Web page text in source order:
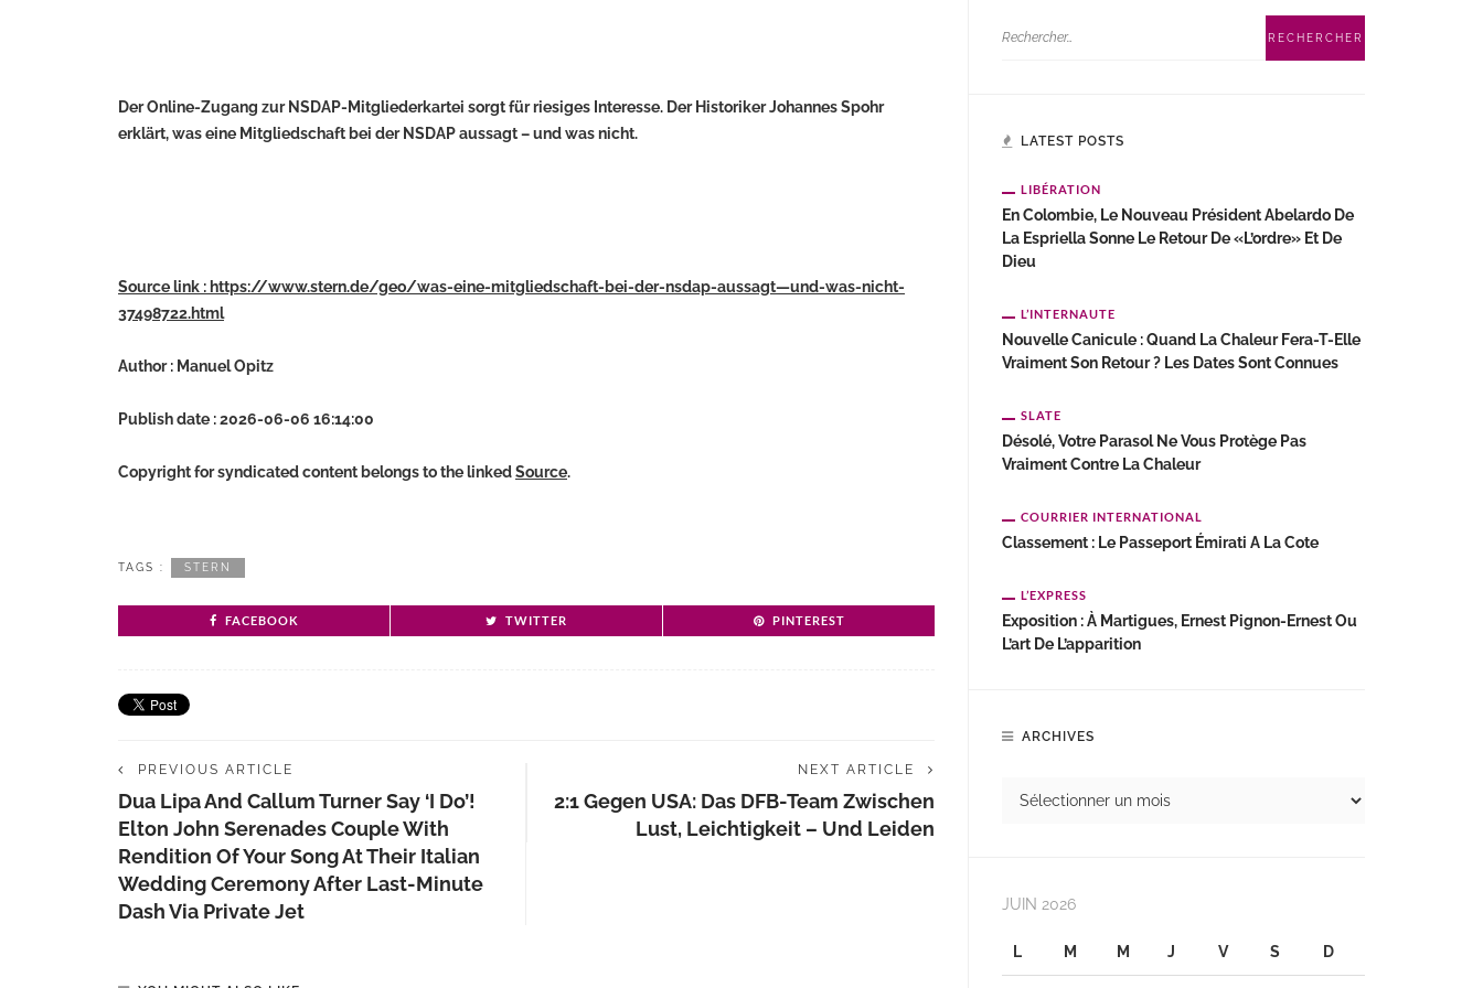
Der Online-Zugang zur NSDAP-Mitgliederkartei sorgt für riesiges Interesse. Der Historiker Johannes Spohr
erklärt, was eine Mitgliedschaft bei der NSDAP aussagt – und was nicht.
Source link : https://www.stern.de/geo/was-eine-mitgliedschaft-bei-der-nsdap-aussagt—und-was-nicht-
37498722.html
Author : Manuel Opitz
Publish date : 2026-06-06 16:14:00
Copyright for syndicated content belongs to the linkedSource.
TAGS : STERN
FACEBOOK TWITTER PINTEREST
PREVIOUS ARTICLE
Dua Lipa And Callum Turner Say ‘I Do’!
Elton John Serenades Couple With
Rendition Of Your Song At Their Italian
Wedding Ceremony After Last-Minute
Dash Via Private Jet
NEXT ARTICLE
2:1 Gegen USA: Das DFB-Team Zwischen
Lust, Leichtigkeit – Und Leiden
LATEST POSTS
LIBÉRATION
En Colombie, Le Nouveau Président Abelardo De
La Espriella Sonne Le Retour De «l’ordre» Et De
Dieu
L’INTERNAUTE
Nouvelle Canicule : Quand La Chaleur Fera-T-Elle
Vraiment Son Retour ? Les Dates Sont Connues
SLATE
Désolé, Votre Parasol Ne Vous Protège Pas
Vraiment Contre La Chaleur
COURRIER INTERNATIONAL
Classement : Le Passeport Émirati A La Cote
L’EXPRESS
Exposition : À Martigues, Ernest Pignon-Ernest Ou
L’art De L’apparition
ARCHIVES
JUIN 2026
L M M J V S D